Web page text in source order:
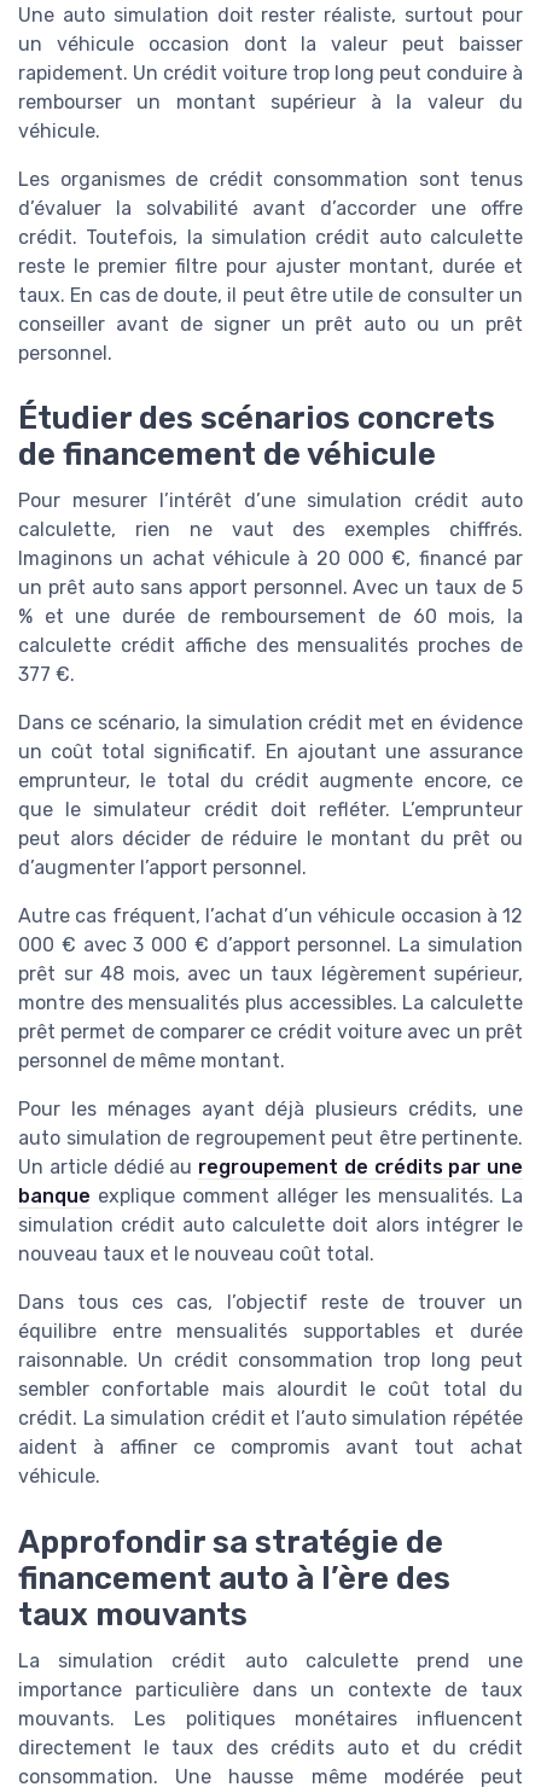
Une auto simulation doit rester réaliste, surtout pour
un véhicule occasion dont la valeur peut baisser
rapidement. Un crédit voiture trop long peut conduire à
rembourser un montant supérieur à la valeur du
véhicule.
Les organismes de crédit consommation sont tenus
d’évaluer la solvabilité avant d’accorder une offre
crédit. Toutefois, la simulation crédit auto calculette
reste le premier filtre pour ajuster montant, durée et
taux. En cas de doute, il peut être utile de consulter un
conseiller avant de signer un prêt auto ou un prêt
personnel.
Étudier des scénarios concrets
de financement de véhicule
Pour mesurer l’intérêt d’une simulation crédit auto
calculette, rien ne vaut des exemples chiffrés.
Imaginons un achat véhicule à 20 000 €, financé par
un prêt auto sans apport personnel. Avec un taux de 5
% et une durée de remboursement de 60 mois, la
calculette crédit affiche des mensualités proches de
377 €.
Dans ce scénario, la simulation crédit met en évidence
un coût total significatif. En ajoutant une assurance
emprunteur, le total du crédit augmente encore, ce
que le simulateur crédit doit refléter. L’emprunteur
peut alors décider de réduire le montant du prêt ou
d’augmenter l’apport personnel.
Autre cas fréquent, l’achat d’un véhicule occasion à 12
000 € avec 3 000 € d’apport personnel. La simulation
prêt sur 48 mois, avec un taux légèrement supérieur,
montre des mensualités plus accessibles. La calculette
prêt permet de comparer ce crédit voiture avec un prêt
personnel de même montant.
Pour les ménages ayant déjà plusieurs crédits, une
auto simulation de regroupement peut être pertinente.
Un article dédié au regroupement de crédits par une
banque explique comment alléger les mensualités. La
simulation crédit auto calculette doit alors intégrer le
nouveau taux et le nouveau coût total.
Dans tous ces cas, l’objectif reste de trouver un
équilibre entre mensualités supportables et durée
raisonnable. Un crédit consommation trop long peut
sembler confortable mais alourdit le coût total du
crédit. La simulation crédit et l’auto simulation répétée
aident à affiner ce compromis avant tout achat
véhicule.
Approfondir sa stratégie de
financement auto à l’ère des
taux mouvants
La simulation crédit auto calculette prend une
importance particulière dans un contexte de taux
mouvants. Les politiques monétaires influencent
directement le taux des crédits auto et du crédit
consommation. Une hausse même modérée peut